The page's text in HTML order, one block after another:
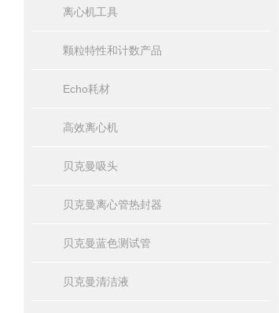
离心机工具
颗粒特性和计数产品
Echo耗材
高效离心机
贝克曼吸头
贝克曼离心管热封器
贝克曼蓝色测试管
贝克曼清洁液